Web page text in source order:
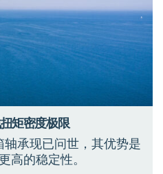
矩密度极限
轴承现已问世，其优势是
高的稳定性。